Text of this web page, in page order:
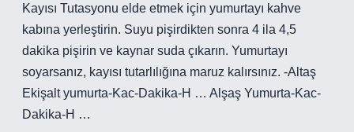
Kayısı Tutasyonu elde etmek için yumurtayı kahve
kabına yerleştirin. Suyu pişirdikten sonra 4 ila 4,5
dakika pişirin ve kaynar suda çıkarın. Yumurtayı
soyarsanız, kayısı tutarlılığına maruz kalırsınız. -Altaş
Ekişalt yumurta-Kac-Dakika-H … Alşaş Yumurta-Kac-
Dakika-H …